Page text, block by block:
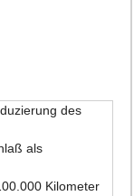
des
als
Kilometer